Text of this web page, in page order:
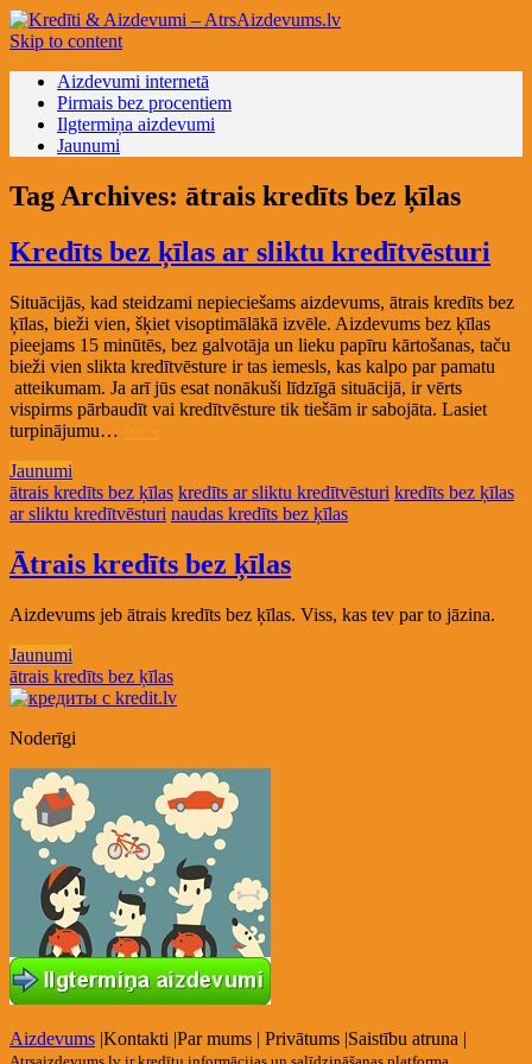
Skip to content
Aizdevumi internetā
Pirmais bez procentiem
Ilgtermiņa aizdevumi
Jaunumi
Tag Archives: ātrais kredīts bez ķīlas
Kredīts bez ķīlas ar sliktu kredītvēsturi
Situācijās, kad steidzami nepieciešams aizdevums, ātrais kredīts bez
ķīlas, bieži vien, šķiet visoptimālākā izvēle. Aizdevums bez ķīlas
pieejams 15 minūtēs, bez galvotāja un lieku papīru kārtošanas, taču
bieži vien slikta kredītvēsture ir tas iemesls, kas kalpo par pamatu
atteikumam. Ja arī jūs esat nonākuši līdzīgā situācijā, ir vērts
vispirms pārbaudīt vai kredītvēsture tik tiešām ir sabojāta. Lasiet
turpinājumu…
Jaunumi
ātrais kredīts bez ķīlas kredīts ar sliktu kredītvēsturi kredīts bez ķīlas
ar sliktu kredītvēsturi naudas kredīts bez ķīlas
Ātrais kredīts bez ķīlas
Aizdevums jeb ātrais kredīts bez ķīlas. Viss, kas tev par to jāzina.
Jaunumi
ātrais kredīts bez ķīlas
Noderīgi
Aizdevums |Kontakti |Par mums | Privātums |Saistību atruna |